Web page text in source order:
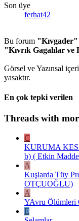
Son üye
ferhat42
Bu forum "Kıvgader"
"Kıvrık Gagalılar
Görsel ve Yazınsal
yasaktır.
En çok tepki verilen
Threads with
C
KURUMA
b) ( Etkin
A
Kuşlarda Tüy
OTÇUOĞLU)
A
YAvru Ölümleri
E